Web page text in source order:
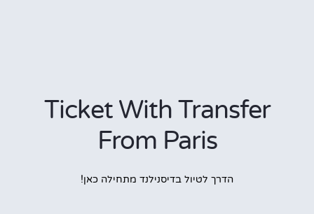
Ticket With Transfer
From Paris
הדרך לטיול בדיסנילנד מתחילה כאן!